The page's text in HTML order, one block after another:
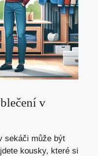
v
sekáči může být
kousky, které si